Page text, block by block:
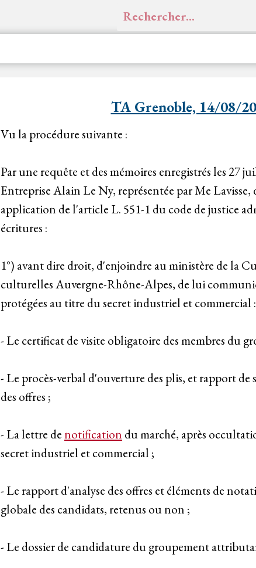
Rechercher :
TA Grenoble, 14/08/
Vu la procédure suivante :
Par une requête et des mémoires enregistrés les 27
Entreprise Alain Le Ny, représentée par Me Lavisse,
application de l'article L. 551-1 du code de justice
écritures :
1°) avant dire droit, d'enjoindre au ministère de la
culturelles Auvergne-Rhône-Alpes, de lui
protégées au titre du secret industriel et commercial :
- Le certificat de visite obligatoire des membres du
- Le procès-verbal d'ouverture des plis, et rapport
des offres ;
- La lettre denotification du marché, après
secret industriel et commercial ;
- Le rapport d'analyse des offres et éléments de
globale des candidats, retenus ou non ;
- Le dossier de candidature du groupement